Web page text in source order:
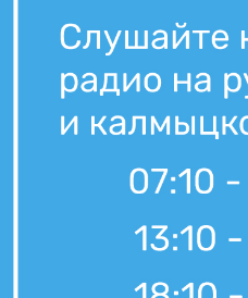
5 августа, 21:00